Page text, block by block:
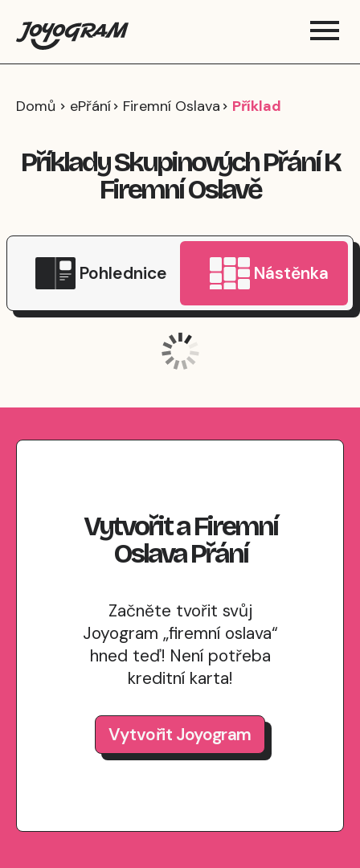
Domů ePřání Firemní Oslava Příklad
Příklady Skupinových Přání K
Firemní Oslavě
Pohlednice Nástěnka
VytvořitaFiremní
OslavaPřání
Začněte tvořit svůj
Joyogram „firemní oslava“
hned teď! Není potřeba
kreditní karta!
Vytvořit Joyogram